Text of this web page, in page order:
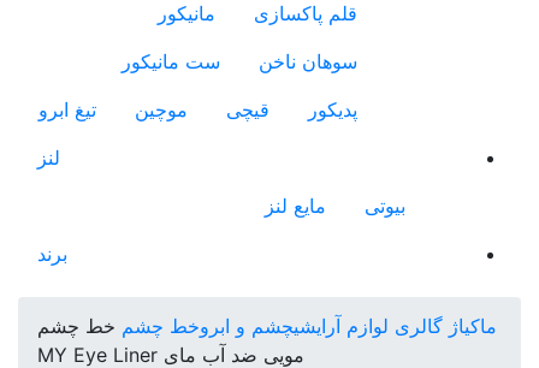
قلم پاکسازی
مانیکور
سوهان ناخن
ست مانیکور
پدیکور
قیچی موچین
تیغ ابرو
لنز
بیوتی
مایع لنز
برند
ماکیاژ گالری لوازم آرایشیچشم و ابروخط چشم خط چشم
مویی ضد آب مای MY Eye Liner